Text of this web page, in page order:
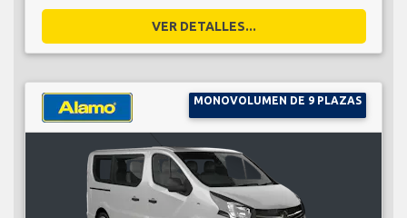
VER DETALLES...
MONOVOLUMEN DE 9 PLAZAS